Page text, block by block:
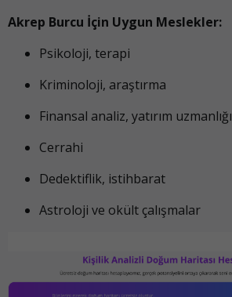
Akrep Burcu İçin Uygun Meslekler:
Psikoloji, terapi
Kriminoloji, araştırma
Finansal analiz, yatırım uzmanlığı
Cerrahi
Dedektiflik, istihbarat
Astroloji ve okült çalışmalar